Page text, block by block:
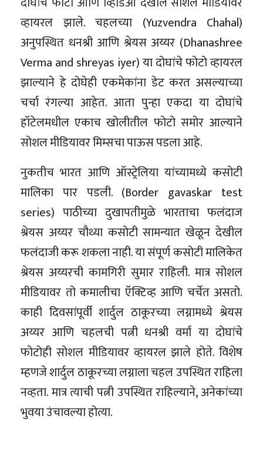
व्हायरल झाले. चहलच्या (Yuzvendra Chahal)
अनुपस्थित धनश्री आणि श्रेयस अय्यर (Dhanashree
Verma and shreyas iyer) या दोघांचे फोटो व्हायरल
झाल्याने हे दोघेही एकमेकांना डेट करत असल्याच्या
चर्चा रंगल्या आहेत. आता पुन्हा एकदा या दोघांचे
हॉटेलमधील एकाच खोलीतील फोटो समोर आल्याने
सोशल मीडियावर मिम्सचा पाऊस पडला आहे.
नुकतीच भारत आणि ऑस्ट्रेलिया यांच्यामध्ये कसोटी
मालिका पार पडली. (Border gavaskar test
series) पाठीच्या दुखापतीमुळे भारताचा फलंदाज
श्रेयस अय्यर चौथ्या कसोटी सामन्यात खेळून देखील
फलंदाजी करू शकला नाही. या संपूर्ण कसोटी मालिकेत
श्रेयस अय्यरची कामगिरी सुमार राहिली. मात्र सोशल
मीडियावर तो कमालीचा ऍक्टिव्ह आणि चर्चेत असतो.
काही दिवसांपूर्वी शार्दुल ठाकूरच्या लग्नामध्ये श्रेयस
अय्यर आणि चहलची पत्नी धनश्री वर्मा या दोघांचे
फोटोही सोशल मीडियावर व्हायरल झाले होते. विशेष
म्हणजे शार्दुल ठाकूरच्या लग्नाला चहल उपस्थित राहिला
नव्हता. मात्र त्याची पत्नी उपस्थित राहिल्याने, अनेकांच्या
भुवया उंचावल्या होत्या.